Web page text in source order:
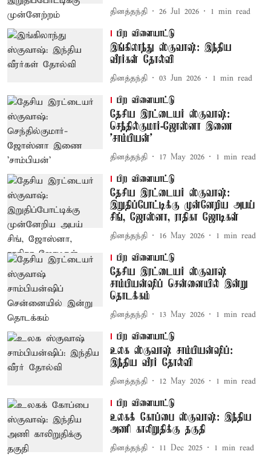
தினத்தந்தி 26 Jul 2026 1 min read
பிற விளையாட்டு
இங்கிலாந்து ஸ்குவாஷ்: இந்திய
வீரர்கள் தோல்வி
தினத்தந்தி 03 Jun 2026 1 min read
பிற விளையாட்டு
தேசிய இரட்டையர் ஸ்குவாஷ்:
செந்தில்குமார்-ஜோஸ்னா இணை
'சாம்பியன்'
தினத்தந்தி 17 May 2026 1 min read
பிற விளையாட்டு
தேசிய இரட்டையர் ஸ்குவாஷ்:
இறுதிப்போட்டிக்கு முன்னேறிய அபய்
சிங், ஜோஸ்னா, ராதிகா ஜோடிகள்
தினத்தந்தி 16 May 2026 1 min read
பிற விளையாட்டு
தேசிய இரட்டையர் ஸ்குவாஷ்
சாம்பியன்ஷிப் சென்னையில் இன்று
தொடக்கம்
தினத்தந்தி 13 May 2026 1 min read
பிற விளையாட்டு
உலக ஸ்குவாஷ் சாம்பியன்ஷிப்:
இந்திய வீரர் தோல்வி
தினத்தந்தி 12 May 2026 1 min read
பிற விளையாட்டு
உலகக் கோப்பை ஸ்குவாஷ்: இந்திய
அணி காலிறுதிக்கு தகுதி
தினத்தந்தி 11 Dec 2025 1 min read